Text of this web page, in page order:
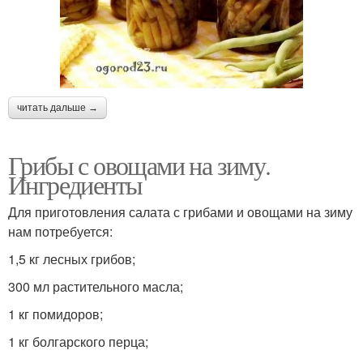
читать дальше →
Грибы с овощами на зиму.
Ингредиенты
Для приготовления салата с грибами и овощами на зиму
нам потребуется:
1,5 кг лесных грибов;
300 мл растительного масла;
1 кг помидоров;
1 кг болгарского перца;